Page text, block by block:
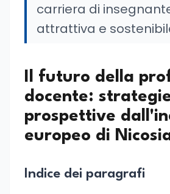
carriera di
attrattiva e
Il futuro della
docente:
prospettive
europeo di
Indice dei paragrafi